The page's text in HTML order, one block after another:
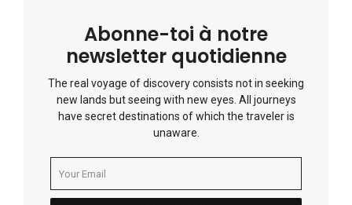
Abonne-toi à notre
newsletter quotidienne
The real voyage of discovery consists not in seeking
new lands but seeing with new eyes. All journeys
have secret destinations of which the traveler is
unaware.